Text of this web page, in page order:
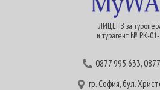
ЛИЦЕНЗ за
и турагент № РК-
0877 995 633,
гр. София, бул.